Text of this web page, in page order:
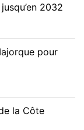
2032
pour
la Côte